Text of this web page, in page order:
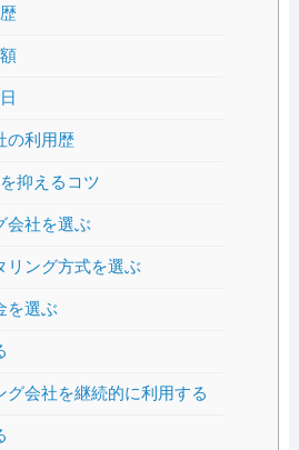
の利用歴
抑えるコツ
会社を選ぶ
リング方式を選ぶ
を選ぶ
グ会社を継続的に利用する